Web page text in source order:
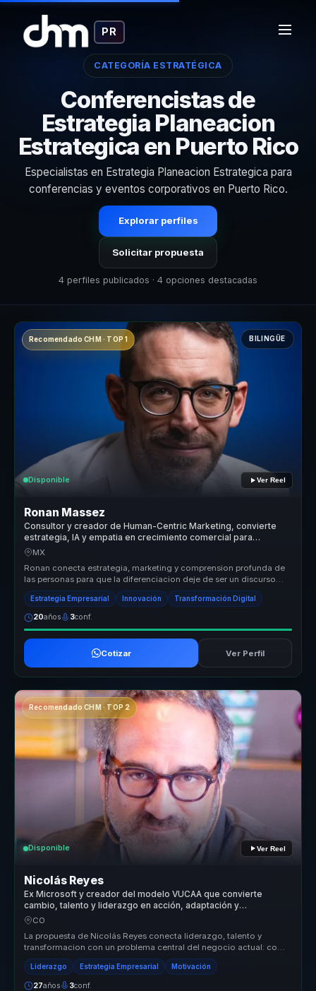
PR
CATEGORÍA ESTRATÉGICA
Conferencistas de
Estrategia Planeacion
Estrategica en Puerto Rico
Especialistas en Estrategia Planeacion Estrategica para
conferencias y eventos corporativos en Puerto Rico.
Explorar perfiles
Solicitar propuesta
4 perfiles publicados · 4 opciones destacadas
Recomendado CHM · TOP 1 BILINGÜE
Disponible Ver Reel
Ronan Massez
Consultor y creador de Human-Centric Marketing, convierte
estrategia, IA y empatia en crecimiento comercial para
empresas.
MX
Ronan conecta estrategia, marketing y comprension profunda de
las personas para que la diferenciacion deje de ser un discurso
generico y ...
Estrategia Empresarial Innovación Transformación Digital
20años 3conf.
Cotizar Ver Perfil
Recomendado CHM · TOP 2
Disponible Ver Reel
Nicolás Reyes
Ex Microsoft y creador del modelo VUCAA que convierte
cambio, talento y liderazgo en acción, adaptación y
productividad para equipos.
CO
La propuesta de Nicolás Reyes conecta liderazgo, talento y
transformacion con un problema central del negocio actual: como
responder con ...
Liderazgo Estrategia Empresarial Motivación
27años 3conf.